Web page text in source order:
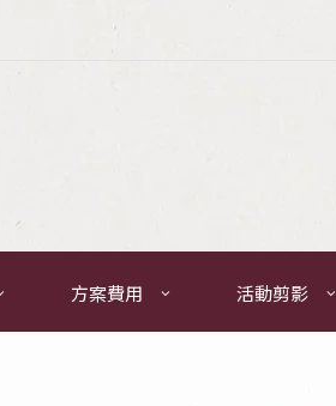
方案費用 活動剪影